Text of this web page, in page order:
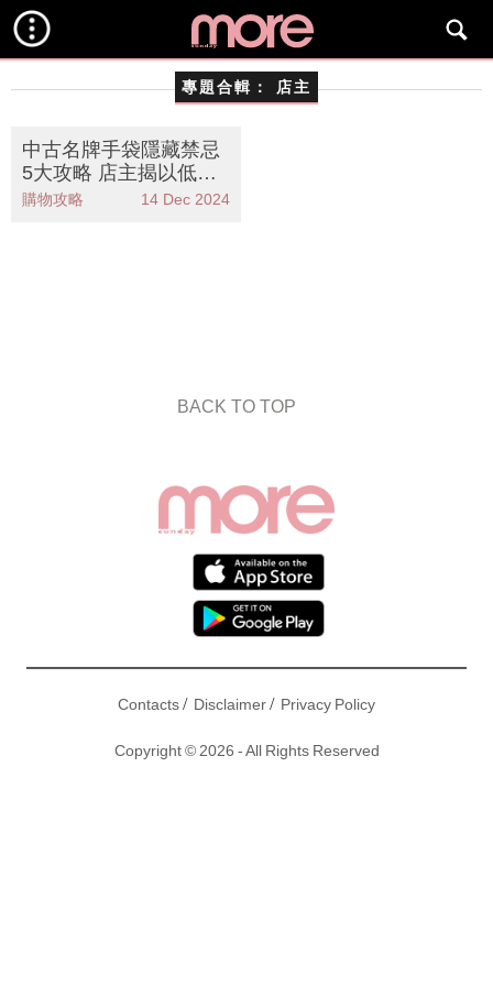
專題合輯： 店主
中古名牌手袋隱藏禁忌
5大攻略 店主揭以低價
入手Hermès、CHANE
購物攻略 14 Dec 2024
BACK TO TOP
Contacts/ Disclaimer/ Privacy Policy
Copyright © 2026 - All Rights Reserved